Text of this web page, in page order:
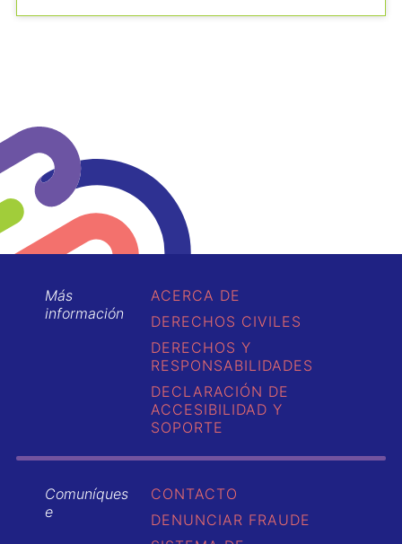
Más
información
ACERCA DE
DERECHOS CIVILES
DERECHOS Y
RESPONSABILIDADES
DECLARACIÓN DE
ACCESIBILIDAD Y
SOPORTE
Comuníques
e
CONTACTO
DENUNCIAR FRAUDE